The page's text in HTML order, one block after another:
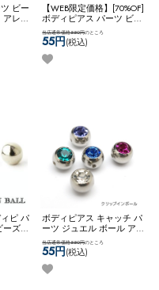
ビー
レン
ネー
ポス
【WEB限定価格】[70%OF]
ボディピアス パーツ ビー
ズリング 付け替え用 ジュ
エル カスタム アレンジ
コーディネート ネコポス
OK
当店通常価格550円のところ
55円(税込)
ピ パ
ズリ
ド
ネ
ップ
)
ボディピアス キャッチ パ
ーツ ジュエル ボール ア
レンジ カスタム コーディ
ネート 可愛い かわいい
ネコポスOK
クリップインボール
当店通常価格550円のところ
55円(税込)